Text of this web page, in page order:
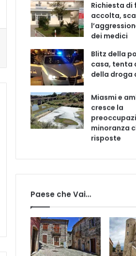
Richiesta di
accolta,
dei medici
Blitz della
casa, tenta
della droga
Miasmi e
cresce la
minoranza
risposte
Paese che Vai…